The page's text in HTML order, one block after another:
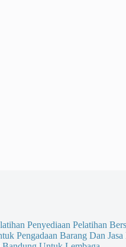
Penyediaan Pelatihan
Pengadaan Barang Dan